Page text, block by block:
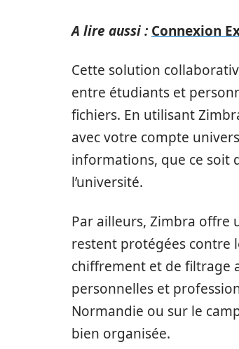
A lire aussi : Connexion
Cette solution
entre étudiants et
fichiers. En utilisant
avec votre compte
informations, que ce soit
l’université.
Par ailleurs, Zimbra offre
restent protégées contre
chiffrement et de filtrage
personnelles et
Normandie ou sur le
bien organisée.